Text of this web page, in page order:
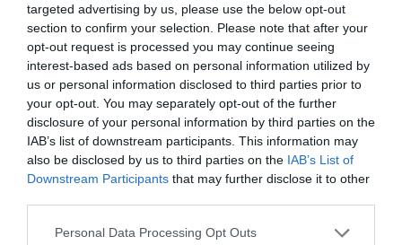
targeted advertising by us, please use the below opt-out
section to confirm your selection. Please note that after your
opt-out request is processed you may continue seeing
interest-based ads based on personal information utilized by
us or personal information disclosed to third parties prior to
your opt-out. You may separately opt-out of the further
disclosure of your personal information by third parties on the
IAB’s list of downstream participants. This information may
also be disclosed by us to third parties on the IAB’s List of
Downstream Participants that may further disclose it to other
Personal Data Processing Opt Outs